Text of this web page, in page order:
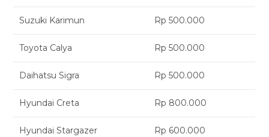
Suzuki Karimun Rp 500.000
Toyota Calya Rp 500.000
Daihatsu Sigra Rp 500.000
Hyundai Creta Rp 800.000
Hyundai Stargazer Rp 600.000